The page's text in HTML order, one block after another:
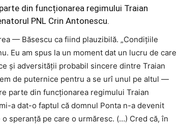
din funcționarea regimului Traian
PNL Crin Antonescu.
— Băsescu ca fiind plauzibilă. „Condițiile
Eu am spus la un moment dat un lucru de care
și adversității probabil sincere dintre Traian
de puternice pentru a se urî unul pe altul —
parte din funcționarea regimului Traian
a dat-o faptul că domnul Ponta n-a devenit
speranță pe care o urmăresc. (…) Cred că, în